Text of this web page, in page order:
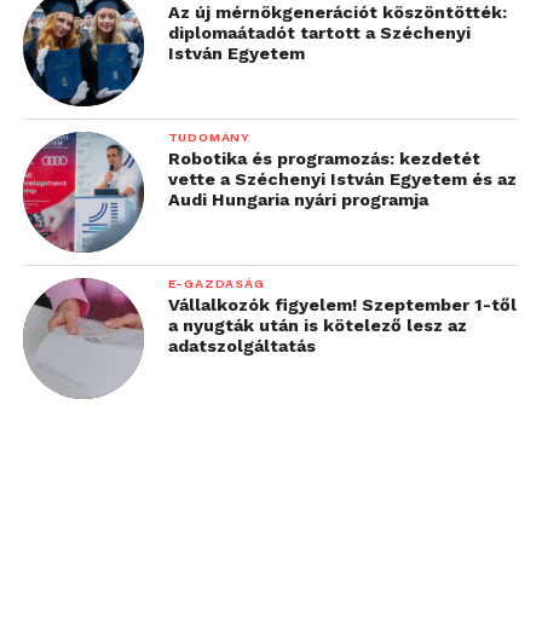
Az új mérnökgenerációt köszöntötték:
diplomaátadót tartott a Széchenyi
István Egyetem
TUDOMÁNY
Robotika és programozás: kezdetét
vette a Széchenyi István Egyetem és az
Audi Hungaria nyári programja
E-GAZDASÁG
Vállalkozók figyelem! Szeptember 1-től
a nyugták után is kötelező lesz az
adatszolgáltatás